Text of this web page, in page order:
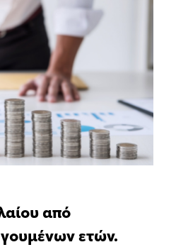
από
ετών.